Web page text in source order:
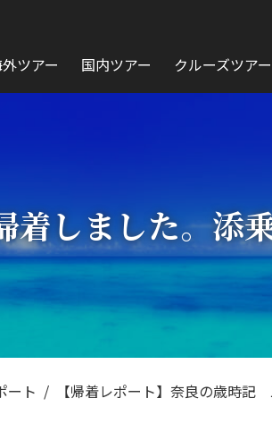
ツアー 国内ツアー クルーズツアー
着しました。添
ート 【帰着レポート】奈良の歳時記